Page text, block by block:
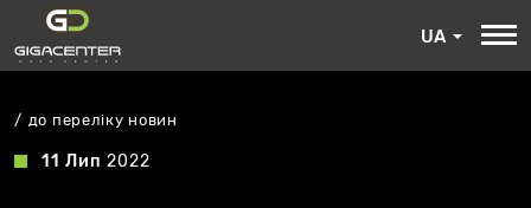
UA
до переліку новин
11 Лип 2022